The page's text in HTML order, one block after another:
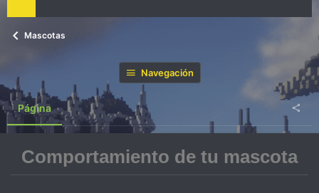
Mascotas
Navegación
Página
Comportamiento de tu mascota